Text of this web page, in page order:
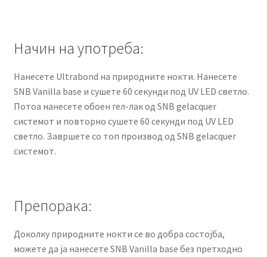
Начин на употреба:
Нанесете Ultrabond на природните нокти. Нанесете
SNB Vanilla base и сушете 60 секунди под UV LED светло.
Потоа нанесете обоен гел-лак од SNB gelacquer
системот и повторно сушете 60 секунди под UV LED
светло. Завршете со топ производ од SNB gelacquer
системот.
Препорака:
Доколку природните нокти се во добра состојба,
можете да ја нанесете SNB Vanilla base без претходно